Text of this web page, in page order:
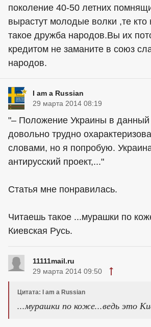
поколение 40-50 летних
вырастут молодые волки ,те кто
такое дружба народов.Вы их
кредитом не заманите в союз
народов.
I am a Russian
29 марта 2014 08:19
"– Положение Украины в
довольно трудно
словами, но я попробую.
антирусский проект,..."
Статья мне понравилась.
Читаешь такое ...мурашки по
Киевская Русь.
11111mail.ru
29 марта 2014 09:50
Цитата: I am a Russian
...мурашки по коже...ведь это